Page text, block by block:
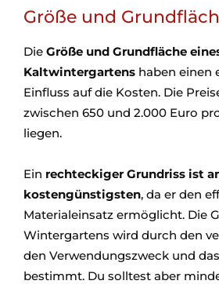
Größe und
Die Größe und Grundfläche
Kaltwintergartens haben einen
Einfluss auf die Kosten. Die
zwischen 650 und 2.000 Euro
liegen.
Ein rechteckiger Grundriss ist
kostengünstigsten, da er den
Materialeinsatz ermöglicht. Die
Wintergartens wird durch den
den Verwendungszweck und
bestimmt. Du solltest aber